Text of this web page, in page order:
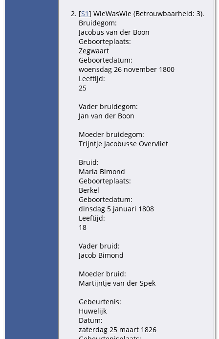
[S1] WieWasWie (Betrouwbaarheid: 3).
Bruidegom:
Jacobus van der Boon
Geboorteplaats:
Zegwaart
Geboortedatum:
woensdag 26 november 1800
Leeftijd:
25
Vader bruidegom:
Jan van der Boon
Moeder bruidegom:
Trijntje Jacobusse Overvliet
Bruid:
Maria Bimond
Geboorteplaats:
Berkel
Geboortedatum:
dinsdag 5 januari 1808
Leeftijd:
18
Vader bruid:
Jacob Bimond
Moeder bruid:
Martijntje van der Spek
Gebeurtenis:
Huwelijk
Datum:
zaterdag 25 maart 1826